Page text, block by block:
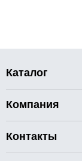
Каталог
Компания
Контакты